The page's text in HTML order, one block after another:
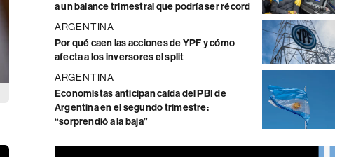
a un balance trimestral que podría ser récord
ARGENTINA
Por qué caen las acciones de YPF y cómo
afecta a los inversores el split
ARGENTINA
Economistas anticipan caída del PBI de
Argentina en el segundo trimestre:
“sorprendió a la baja”